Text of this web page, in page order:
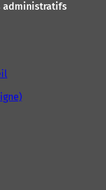
administratifs